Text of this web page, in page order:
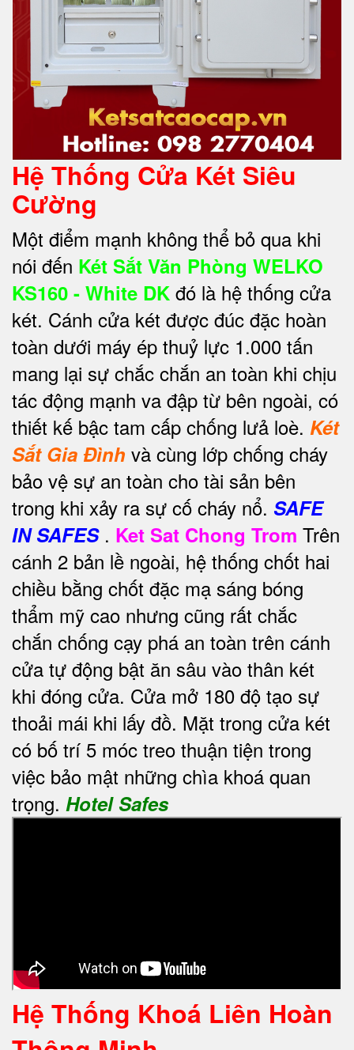
Hệ Thống Cửa Két Siêu
Cường
Một điểm mạnh không thể bỏ qua khi
nói đến Két Sắt Văn Phòng WELKO
KS160 - White DK đó là hệ thống cửa
két. Cánh cửa két được đúc đặc hoàn
toàn dưới máy ép thuỷ lực 1.000 tấn
mang lại sự chắc chắn an toàn khi chịu
tác động mạnh va đập từ bên ngoài, có
thiết kế bậc tam cấp chống lưả loè. Két
Sắt Gia Đình và cùng lớp chống cháy
bảo vệ sự an toàn cho tài sản bên
trong khi xảy ra sự cố cháy nổ. SAFE
IN SAFES. Ket Sat Chong Trom Trên
cánh 2 bản lề ngoài, hệ thống chốt hai
chiều bằng chốt đặc mạ sáng bóng
thẩm mỹ cao nhưng cũng rất chắc
chắn chống cạy phá an toàn trên cánh
cửa tự động bật ăn sâu vào thân két
khi đóng cửa. Cửa mở 180 độ tạo sự
thoải mái khi lấy đồ. Mặt trong cửa két
có bố trí 5 móc treo thuận tiện trong
việc bảo mật những chìa khoá quan
trọng. Hotel Safes
Hệ Thống Khoá Liên Hoàn